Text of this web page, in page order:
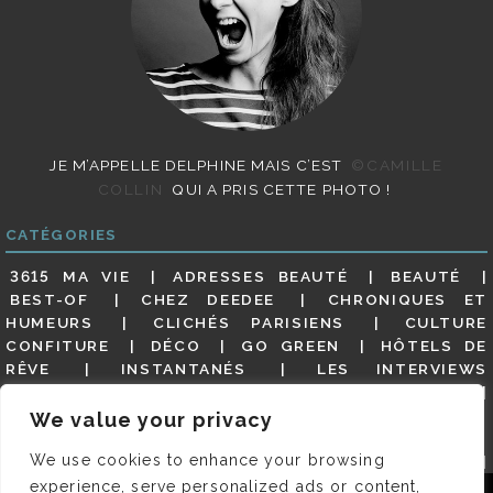
We value your privacy
We use cookies to enhance your browsing
experience, serve personalized ads or content,
JE M’APPELLE DELPHINE MAIS C’EST
©CAMILLE
COLLIN
QUI A PRIS CETTE PHOTO !
CATÉGORIES
3615 MA VIE ADRESSES BEAUTÉ
BEAUTÉ
BEST-OF
CHEZ DEEDEE
CHRONIQUES ET
HUMEURS
CLICHÉS PARISIENS
CULTURE
CONFITURE
DÉCO GO GREEN
HÔTELS DE
RÊVE
INSTANTANÉS
LES INTERVIEWS
MES ADRESSES
MODE NON CLASSÉ
GUIDE
PARIS EN PHOTOS
RESTAURANTS
REVUE DE PRESSE DÉTAILLÉE, SIOU PLAIT